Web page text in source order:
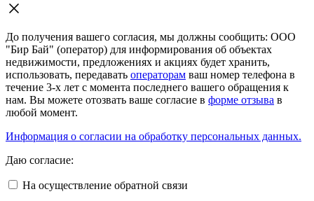
До получения вашего согласия, мы должны сообщить: ООО
"Бир Бай" (оператор) для информирования об объектах
недвижимости, предложениях и акциях будет хранить,
использовать, передавать операторам ваш номер телефона в
течение 3-х лет с момента последнего вашего обращения к
нам. Вы можете отозвать ваше согласие в форме отзыва в
любой момент.
Информация о согласии на обработку персональных данных.
Даю согласие:
На осуществление обратной связи